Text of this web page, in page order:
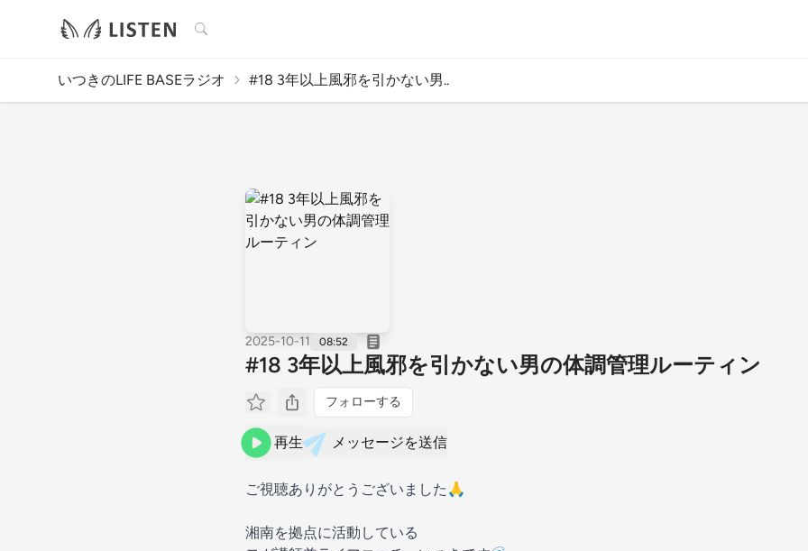
検索
いつきのLIFE BASEラジオ #18 3年以上風邪を引かない男..
2025-10-11 08:52
#18 3年以上風邪を引かない男の体調管理ルーティン
フォローする
再生 メッセージを送信
ご視聴ありがとうございました🙏
湘南を拠点に活動している